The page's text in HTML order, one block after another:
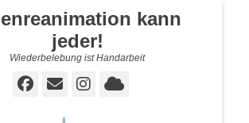
kann
jeder!
Wiederbelebung ist Handarbeit
Facebook
E-
Instagram
Cloud